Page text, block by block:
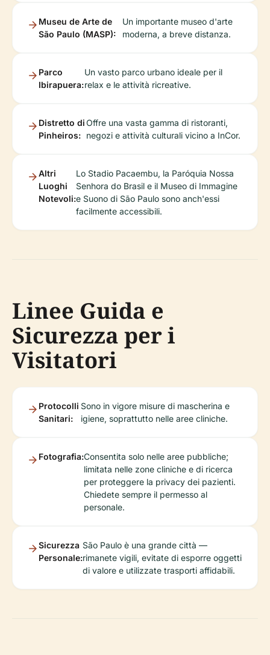
Museu de Arte de
São Paulo (MASP):
Un importante museo d'arte
moderna, a breve distanza.
Parco
Ibirapuera:
Un vasto parco urbano ideale per il
relax e le attività ricreative.
Distretto di
Pinheiros:
Offre una vasta gamma di ristoranti,
negozi e attività culturali vicino a InCor.
Altri
Luoghi
Notevoli:
Lo Stadio Pacaembu, la Paróquia Nossa
Senhora do Brasil e il Museo di Immagine
e Suono di São Paulo sono anch'essi
facilmente accessibili.
Linee Guida e
Sicurezza per i
Visitatori
Protocolli
Sanitari:
Sono in vigore misure di mascherina e
igiene, soprattutto nelle aree cliniche.
Fotografia:Consentita solo nelle aree pubbliche;
limitata nelle zone cliniche e di ricerca
per proteggere la privacy dei pazienti.
Chiedete sempre il permesso al
personale.
Sicurezza
Personale:
São Paulo è una grande città —
rimanete vigili, evitate di esporre oggetti
di valore e utilizzate trasporti affidabili.